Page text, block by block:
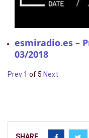
esmiradio.es –
03/2018
Prev 1 of5 Next